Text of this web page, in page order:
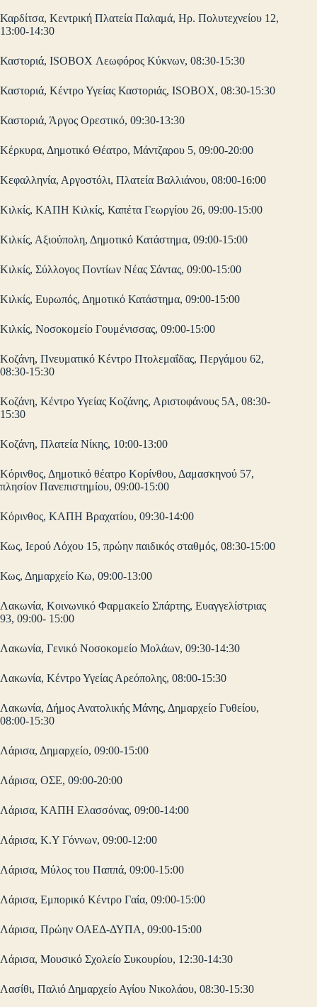
Καρδίτσα, Κεντρική Πλατεία Παλαμά, Ηρ. Πολυτεχνείου 12,
13:00-14:30
Καστοριά, ISOBOX Λεωφόρος Κύκνων, 08:30-15:30
Καστοριά, Κέντρο Υγείας Καστοριάς, ISOBOX, 08:30-15:30
Καστοριά, Άργος Ορεστικό, 09:30-13:30
Κέρκυρα, Δημοτικό Θέατρο, Μάντζαρου 5, 09:00-20:00
Κεφαλληνία, Αργοστόλι, Πλατεία Βαλλιάνου, 08:00-16:00
Κιλκίς, ΚΑΠΗ Κιλκίς, Καπέτα Γεωργίου 26, 09:00-15:00
Κιλκίς, Αξιούπολη, Δημοτικό Κατάστημα, 09:00-15:00
Κιλκίς, Σύλλογος Ποντίων Νέας Σάντας, 09:00-15:00
Κιλκίς, Ευρωπός, Δημοτικό Κατάστημα, 09:00-15:00
Κιλκίς, Νοσοκομείο Γουμένισσας, 09:00-15:00
Κοζάνη, Πνευματικό Κέντρο Πτολεμαΐδας, Περγάμου 62,
08:30-15:30
Κοζάνη, Κέντρο Υγείας Κοζάνης, Αριστοφάνους 5Α, 08:30-
15:30
Κοζάνη, Πλατεία Νίκης, 10:00-13:00
Κόρινθος, Δημοτικό θέατρο Κορίνθου, Δαμασκηνού 57,
πλησίον Πανεπιστημίου, 09:00-15:00
Κόρινθος, ΚΑΠΗ Βραχατίου, 09:30-14:00
Κως, Ιερού Λόχου 15, πρώην παιδικός σταθμός, 08:30-15:00
Κως, Δημαρχείο Κω, 09:00-13:00
Λακωνία, Κοινωνικό Φαρμακείο Σπάρτης, Ευαγγελίστριας
93, 09:00- 15:00
Λακωνία, Γενικό Νοσοκομείο Μολάων, 09:30-14:30
Λακωνία, Κέντρο Υγείας Αρεόπολης, 08:00-15:30
Λακωνία, Δήμος Ανατολικής Μάνης, Δημαρχείο Γυθείου,
08:00-15:30
Λάρισα, Δημαρχείο, 09:00-15:00
Λάρισα, ΟΣΕ, 09:00-20:00
Λάρισα, ΚΑΠΗ Ελασσόνας, 09:00-14:00
Λάρισα, Κ.Υ Γόννων, 09:00-12:00
Λάρισα, Μύλος του Παππά, 09:00-15:00
Λάρισα, Εμπορικό Κέντρο Γαία, 09:00-15:00
Λάρισα, Πρώην ΟΑΕΔ-ΔΥΠΑ, 09:00-15:00
Λάρισα, Μουσικό Σχολείο Συκουρίου, 12:30-14:30
Λασίθι, Παλιό Δημαρχείο Αγίου Νικολάου, 08:30-15:30